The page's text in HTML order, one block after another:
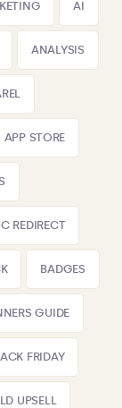
AI
ANALYSIS
APP STORE
REDIRECT
BADGES
GUIDE
FRIDAY
UPSELL